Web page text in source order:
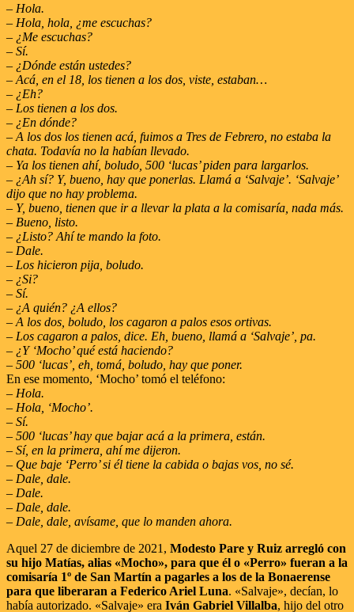
– Hola.
– Hola, hola, ¿me escuchas?
– ¿Me escuchas?
– Sí.
– ¿Dónde están ustedes?
– Acá, en el 18, los tienen a los dos, viste, estaban…
– ¿Eh?
– Los tienen a los dos.
– ¿En dónde?
– A los dos los tienen acá, fuimos a Tres de Febrero, no estaba la
chata. Todavía no la habían llevado.
– Ya los tienen ahí, boludo, 500 ‘lucas’ piden para largarlos.
– ¿Ah sí? Y, bueno, hay que ponerlas. Llamá a ‘Salvaje’. ‘Salvaje’
dijo que no hay problema.
– Y, bueno, tienen que ir a llevar la plata a la comisaría, nada más.
– Bueno, listo.
– ¿Listo? Ahí te mando la foto.
– Dale.
– Los hicieron pija, boludo.
– ¿Si?
– Sí.
– ¿A quién? ¿A ellos?
– A los dos, boludo, los cagaron a palos esos ortivas.
– Los cagaron a palos, dice. Eh, bueno, llamá a ‘Salvaje’, pa.
– ¿Y ‘Mocho’ qué está haciendo?
– 500 ‘lucas’, eh, tomá, boludo, hay que poner.
En ese momento, ‘Mocho’ tomó el teléfono:
– Hola.
– Hola, ‘Mocho’.
– Sí.
– 500 ‘lucas’ hay que bajar acá a la primera, están.
– Sí, en la primera, ahí me dijeron.
– Que baje ‘Perro’ si él tiene la cabida o bajas vos, no sé.
– Dale, dale.
– Dale.
– Dale, dale.
– Dale, dale, avísame, que lo manden ahora.
Aquel 27 de diciembre de 2021, Modesto Pare y Ruiz arregló con
su hijo Matías, alias «Mocho», para que él o «Perro» fueran a la
comisaría 1º de San Martín a pagarles a los de la Bonaerense
para que liberaran a Federico Ariel Luna. «Salvaje», decían, lo
había autorizado. «Salvaje» era Iván Gabriel Villalba, hijo del otro